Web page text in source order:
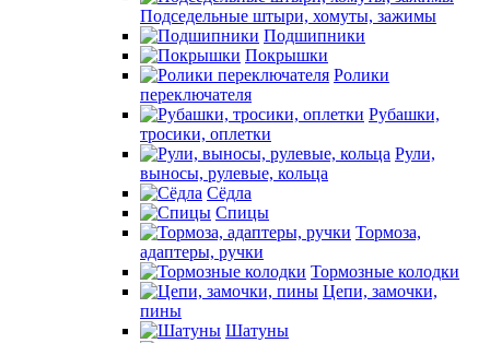
Подседельные штыри, хомуты, зажимы
Подшипники
Покрышки
Ролики
переключателя
Рубашки,
тросики, оплетки
Рули,
выносы, рулевые, кольца
Сёдла
Спицы
Тормоза,
адаптеры, ручки
Тормозные колодки
Цепи, замочки,
пины
Шатуны